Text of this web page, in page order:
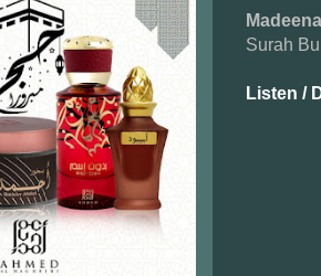
Surah
Listen /